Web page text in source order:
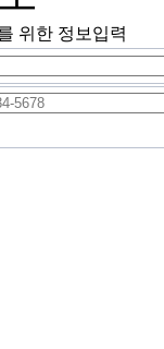
위한 정보입력